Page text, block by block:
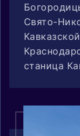
Свято-
станица